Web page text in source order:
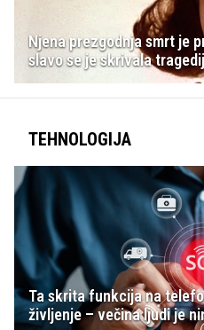
Njena prezgodnja smrt je
slavo se je skrivala
TEHNOLOGIJA
Ta skrita funkcija na
življenje – večina ljudi je